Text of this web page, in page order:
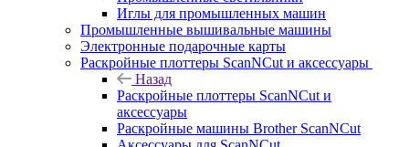
Иглы для промышленных машин
Промышленные вышивальные машины
Электронные подарочные карты
Раскройные плоттеры ScanNCut и аксессуары
Назад
Раскройные плоттеры ScanNCut и
аксессуары
Раскройные машины Brother ScanNCut